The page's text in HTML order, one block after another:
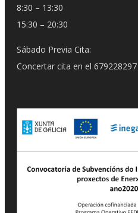
8:30 – 13:30
15:30 – 20:30
Sábado Previa Cita:
Concertar cita en el 679228297